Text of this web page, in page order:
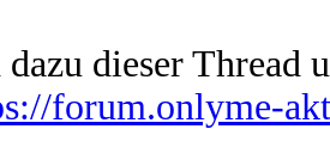
dazu dieser
forum.onlyme-